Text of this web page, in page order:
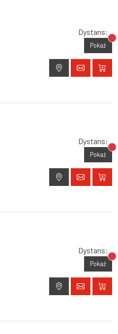
Dystans:
Pokaż
Dystans:
Pokaż
Dystans:
Pokaż